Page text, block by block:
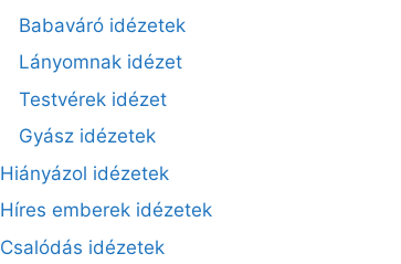
Babaváró idézetek
Lányomnak idézet
Testvérek idézet
Gyász idézetek
Hiányázol idézetek
Híres emberek idézetek
Csalódás idézetek